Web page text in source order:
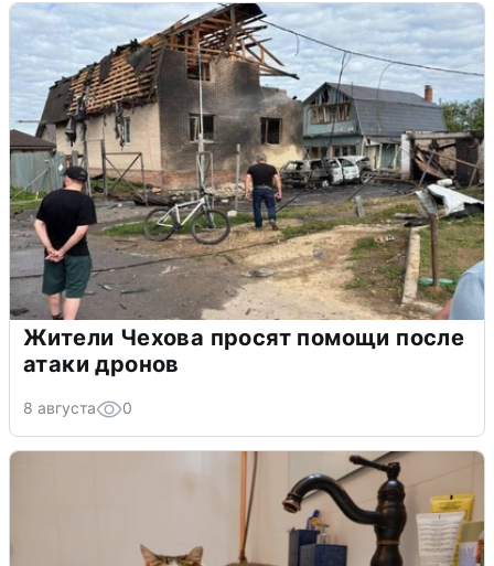
Жители Чехова просят помощи после
атаки дронов
8 августа 0